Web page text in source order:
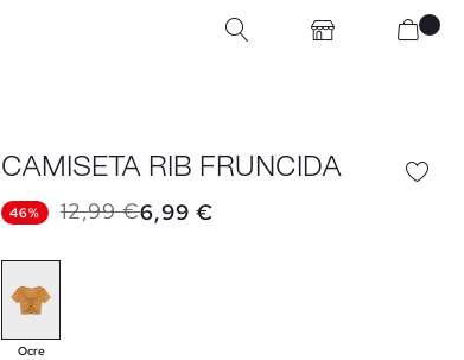
CAMISETA RIB FRUNCIDA
46% 12,99 €6,99 €
Ocre